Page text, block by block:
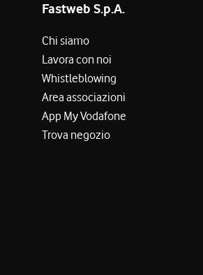
Fastweb S.p.A.
Chi siamo
Lavora con noi
Whistleblowing
Area associazioni
App My Vodafone
Trova negozio